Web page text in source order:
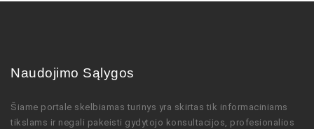
Naudojimo Sąlygos
Šiame portale skelbiamas turinys yra skirtas tik informaciniams
tikslams ir negali pakeisti gydytojo konsultacijos, profesionalios